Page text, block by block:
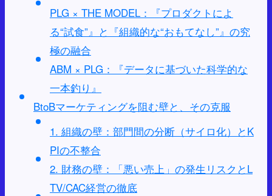
PLG × THE MODEL：『プロダクトによ
る“試食”』と『組織的な“おもてなし”』の究
極の融合
ABM × PLG：『データに基づいた科学的な
一本釣り』
BtoBマーケティングを阻む壁と、その克服
1. 組織の壁：部門間の分断（サイロ化）とK
PIの不整合
2. 財務の壁：「悪い売上」の発生リスクとL
TV/CAC経営の徹底